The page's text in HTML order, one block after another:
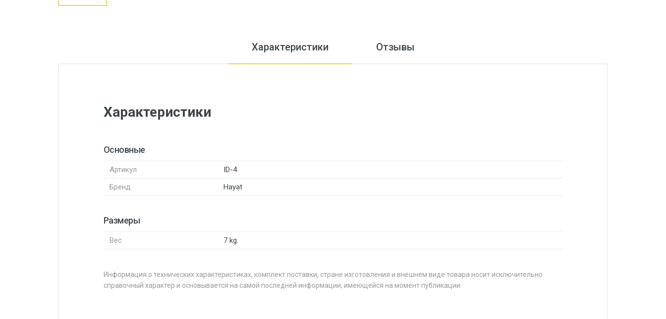
Характеристики Отзывы
Характеристики
Основные
Артикул
ID-4
Бренд
Hayat
Размеры
Вес 7 kg.
Информация о технических характеристиках, комплект поставки, стране изготовления и внешнем виде товара носит исключительно
справочный характер и основывается на самой последней информации, имеющейся на момент публикации.